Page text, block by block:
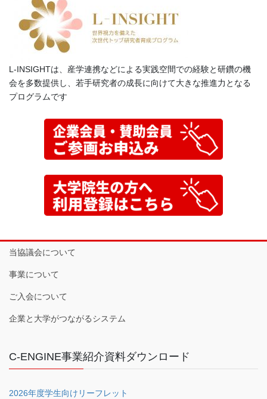
L-INSIGHTは、産学連携などによる実践空間での経験と研鑽の機
会を多数提供し、若手研究者の成長に向けて大きな推進力となる
プログラムです
当協議会について
事業について
ご入会について
企業と大学がつながるシステム
C-ENGINE事業紹介資料ダウンロード
2026年度学生向けリーフレット